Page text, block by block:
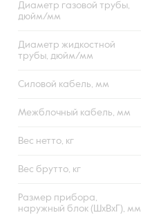
Диаметр газовой трубы,
дюйм/мм
Диаметр жидкостной
трубы, дюйм/мм
Силовой кабель, мм
Межблочный кабель, мм
Вес нетто, кг
Вес брутто, кг
Размер прибора,
наружный блок (ШxВxГ), мм